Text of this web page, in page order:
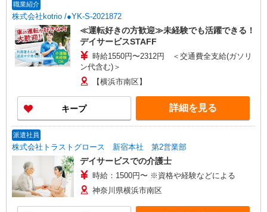
職業紹介
株式会社kotrio /●YK-S-2021872
≪運転好きの方歓迎≫未経験でも活躍できる！
デイサービスSTAFF
時給1550円〜2312円 ＜交通費全支給(ガソリ
ン代含む)＞
【横浜市南区】
キープ 詳細を見る
派遣社員
株式会社トラストグロース 新宿本社 第2営業部
デイサービスでの介護士
時給：1500円〜 ※資格や経験などによる
神奈川県横浜市南区